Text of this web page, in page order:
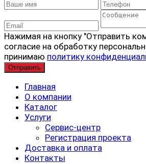
Нажимая на кнопку "Отправить
согласие на обработку
принимаю политику
Главная
О компании
Каталог
Услуги
Сервис-центр
Регистрация проекта
Доставка и оплата
Контакты